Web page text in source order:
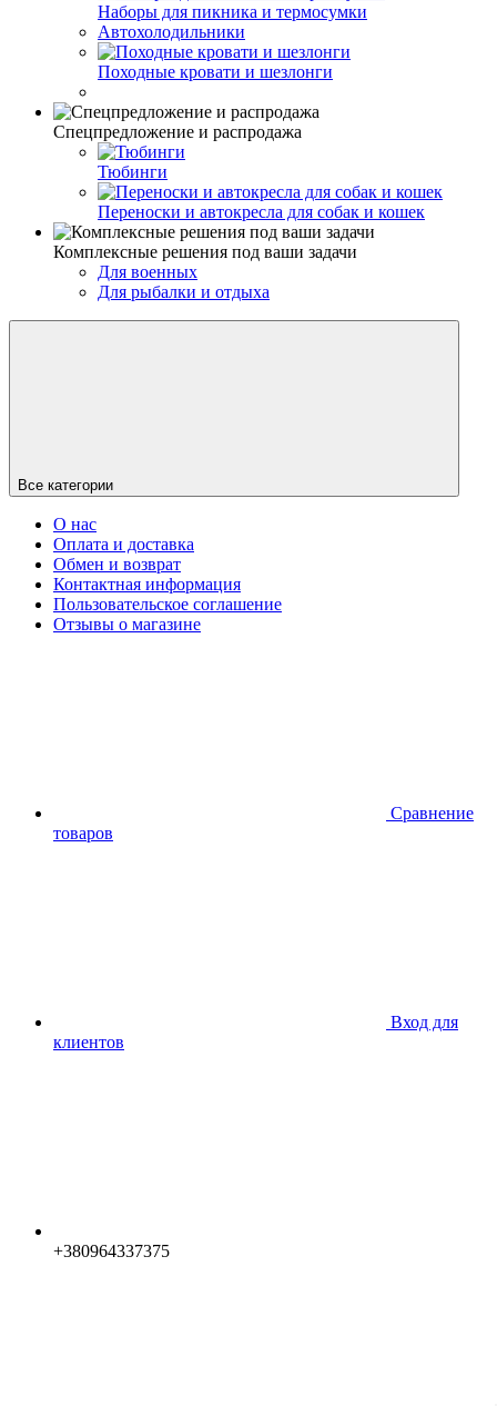
Наборы для пикника и термосумки
Автохолодильники
Походные кровати и шезлонги
Спецпредложение и распродажа
Тюбинги
Переноски и автокресла для собак и кошек
Комплексные решения под ваши задачи
Для военных
Для рыбалки и отдыха
Все категории
О нас
Оплата и доставка
Обмен и возврат
Контактная информация
Пользовательское соглашение
Отзывы о магазине
Сравнение
товаров
Вход для
клиентов
+380964337375